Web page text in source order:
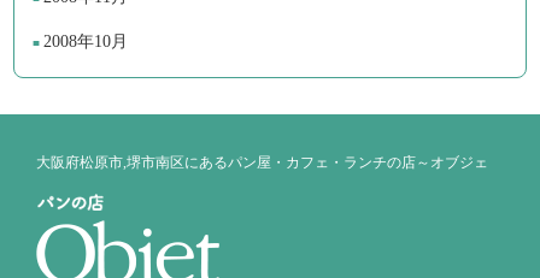
2008年10月
大阪府松原市,堺市南区にあるパン屋・カフェ・ランチの店～オブジェ